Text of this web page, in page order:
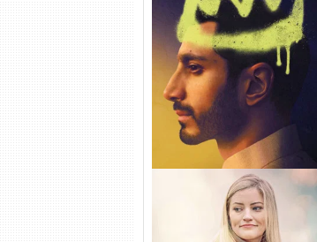
Hamlet Torrent (2026) WEB-
DL 1080p Dual Áudio